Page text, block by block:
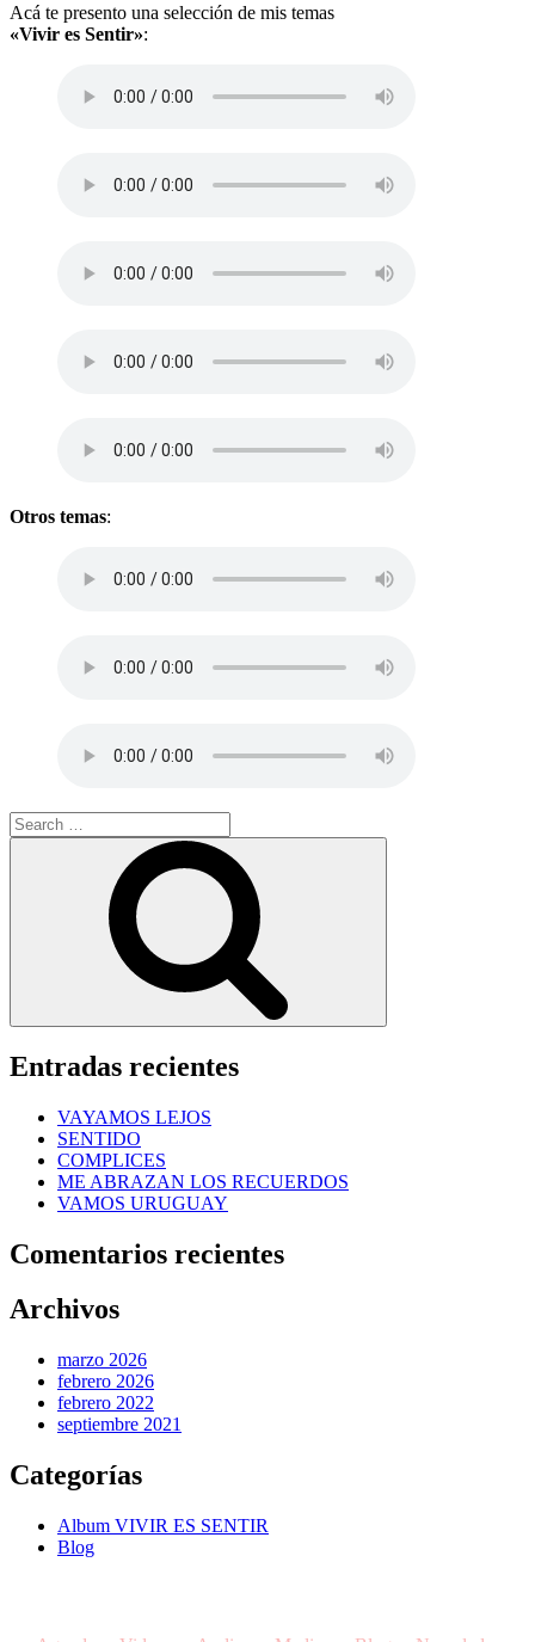
Acá te presento una selección de mis temas
«Vivir es Sentir»:
Otros temas:
Search
for:
Entradas recientes
VAYAMOS LEJOS
SENTIDO
COMPLICES
ME ABRAZAN LOS RECUERDOS
VAMOS URUGUAY
Comentarios recientes
Archivos
marzo 2026
febrero 2026
febrero 2022
septiembre 2021
Categorías
Album VIVIR ES SENTIR
Blog